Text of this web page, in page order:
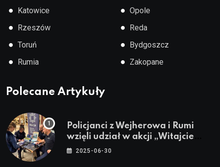
● Katowice
● Rzeszów
● Toruń
● Rumia
● Opole
● Reda
● Bydgoszcz
● Zakopane
Polecane Artykuły
Policjanci z Wejherowa i Rumi
wzięli udział w akcji „Witajcie
Wakacje”
2025-06-30